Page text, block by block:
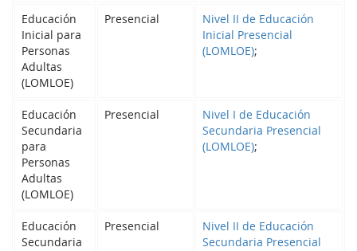
Educación
Inicial para
Personas
Adultas
(LOMLOE)
Presencial
Nivel II de Educación
Inicial Presencial
(LOMLOE);
Educación
Secundaria
para
Personas
Adultas
(LOMLOE)
Presencial
Nivel I de Educación
Secundaria Presencial
(LOMLOE);
Educación
Secundaria
Presencial
Nivel II de Educación
Secundaria Presencial